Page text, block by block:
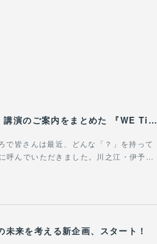
WONDER EDUCATIONの活動や、出張講座・講演のご案内をまとめた 『WE Times #26』を公開しました！
皆さんは最近、どんな「？」を持って
呼んでいただきました。川之江・伊予…
来を考える新企画、スタート！